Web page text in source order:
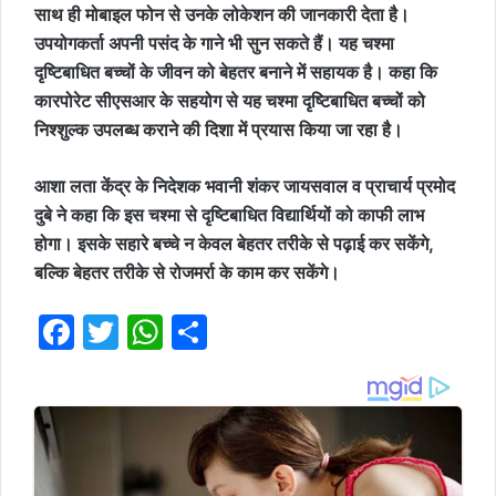
साथ ही मोबाइल फोन से उनके लोकेशन की जानकारी देता है।
उपयोगकर्ता अपनी पसंद के गाने भी सुन सकते हैं। यह चश्मा
दृष्टिबाधित बच्चों के जीवन को बेहतर बनाने में सहायक है। कहा कि
कारपोरेट सीएसआर के सहयोग से यह चश्मा दृष्टिबाधित बच्चों को
निश्शुल्क उपलब्ध कराने की दिशा में प्रयास किया जा रहा है।
आशा लता केंद्र के निदेशक भवानी शंकर जायसवाल व प्राचार्य प्रमोद
दुबे ने कहा कि इस चश्मा से दृष्टिबाधित विद्यार्थियों को काफी लाभ
होगा। इसके सहारे बच्चे न केवल बेहतर तरीके से पढ़ाई कर सकेंगे,
बल्कि बेहतर तरीके से रोजमर्रा के काम कर सकेंगे।
F
c
T
it
r
W
at
A
ar
e